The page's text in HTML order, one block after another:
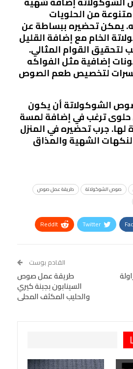
من الحلويات
يمكن تحضيره ببساطة عن
الخام مع إضافة القليل
لتحقيق القوام المثالي.
إضافية مثل الفواكه
لتخصيص طعم الصوص
الشوكولاتة أن يكون
حلوى ترغب في إضافة لمسة
لها. جرب تحضيره في المنزل
الشهية والمذاق
صوص الشوكولاتة
طريقة عمل صوص
Twitter
ReddIt
StumbleUpon
VK
BlackBerry
Viber
القادم بوست
طريقة عمل صوص
السينابون بجبنة كيري
والحليب المكثف المحلى